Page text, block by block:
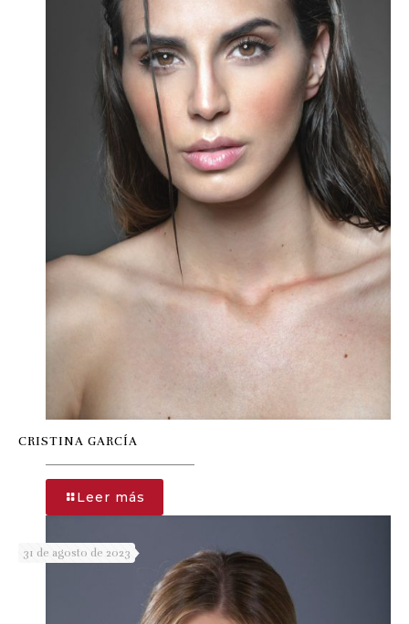
CRISTINA GARCÍA
Leer más
CRISTINA
31 de agosto de 2023